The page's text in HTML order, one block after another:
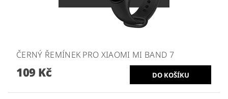
ČERNÝ ŘEMÍNEK PRO XIAOMI MI BAND 7
109 Kč